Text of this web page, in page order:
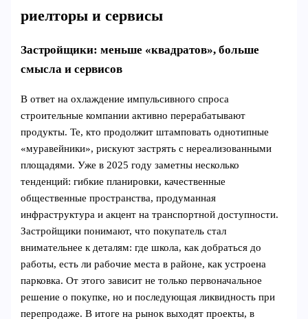
риелторы и сервисы
Застройщики: меньше «квадратов», больше
смысла и сервисов
В ответ на охлаждение импульсивного спроса
строительные компании активно перерабатывают
продукты. Те, кто продолжит штамповать однотипные
«муравейники», рискуют застрять с нереализованными
площадями. Уже в 2025 году заметны несколько
тенденций: гибкие планировки, качественные
общественные пространства, продуманная
инфраструктура и акцент на транспортной доступности.
Застройщики понимают, что покупатель стал
внимательнее к деталям: где школа, как добраться до
работы, есть ли рабочие места в районе, как устроена
парковка. От этого зависит не только первоначальное
решение о покупке, но и последующая ликвидность при
перепродаже. В итоге на рынок выходят проекты, в